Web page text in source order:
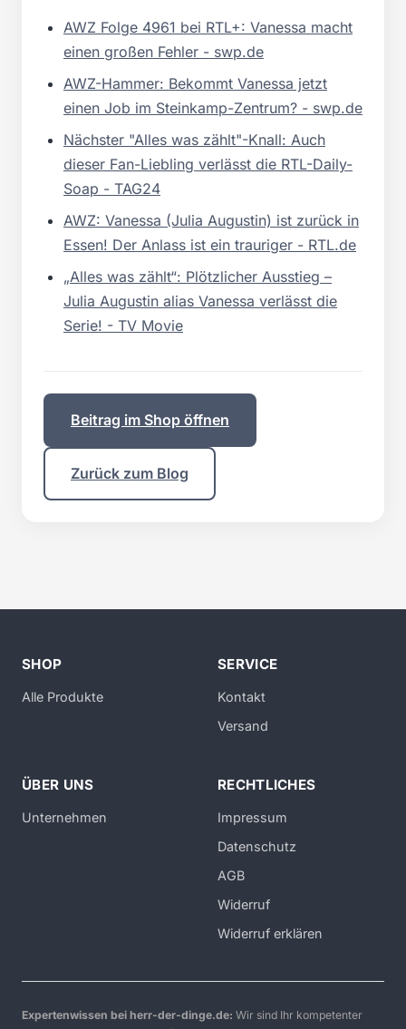
AWZ Folge 4961 bei RTL+: Vanessa macht
einen großen Fehler - swp.de
AWZ-Hammer: Bekommt Vanessa jetzt
einen Job im Steinkamp-Zentrum? - swp.de
Nächster "Alles was zählt"-Knall: Auch
dieser Fan-Liebling verlässt die RTL-Daily-
Soap - TAG24
AWZ: Vanessa (Julia Augustin) ist zurück in
Essen! Der Anlass ist ein trauriger - RTL.de
„Alles was zählt“: Plötzlicher Ausstieg –
Julia Augustin alias Vanessa verlässt die
Serie! - TV Movie
Beitrag im Shop öffnen
Zurück zum Blog
SHOP
Alle Produkte
SERVICE
Kontakt
Versand
ÜBER UNS
Unternehmen
RECHTLICHES
Impressum
Datenschutz
AGB
Widerruf
Widerruf erklären
Expertenwissen bei herr-der-dinge.de: Wir sind Ihr kompetenter